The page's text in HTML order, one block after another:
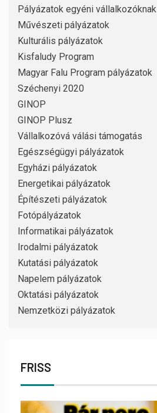
Pályázatok egyéni vállalkozóknak
Művészeti pályázatok
Kulturális pályázatok
Kisfaludy Program
Magyar Falu Program pályázatok
Széchenyi 2020
GINOP
GINOP Plusz
Vállalkozóvá válási támogatás
Egészségügyi pályázatok
Egyházi pályázatok
Energetikai pályázatok
Építészeti pályázatok
Fotópályázatok
Informatikai pályázatok
Irodalmi pályázatok
Kutatási pályázatok
Napelem pályázatok
Oktatási pályázatok
Nemzetközi pályázatok
FRISS